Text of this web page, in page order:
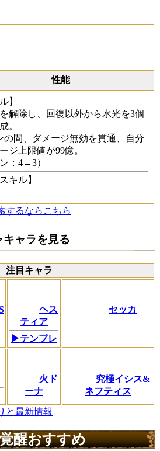
性能
】
解除し、回復以外から水光を3個
。
の間、ダメージ無効を貫通、自分
ジ上限値が99億。
：4→3）
キル】
するならこちら
ャラを見る
注目キャラ
ヘス
ティア
▶テンプレ
セッカ
火ド
ーナ
究極イシス&
ネフティス
と最新情報
醒おすすめ